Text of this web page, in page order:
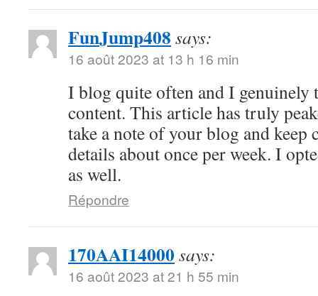
FunJump408 says:
16 août 2023 at 13 h 16 min
I blog quite often and I genuinely
content. This article has truly
take a note of your blog and keep
details about once per week. I
as well.
Répondre
170AAI14000says:
16 août 2023 at 21 h 55 min